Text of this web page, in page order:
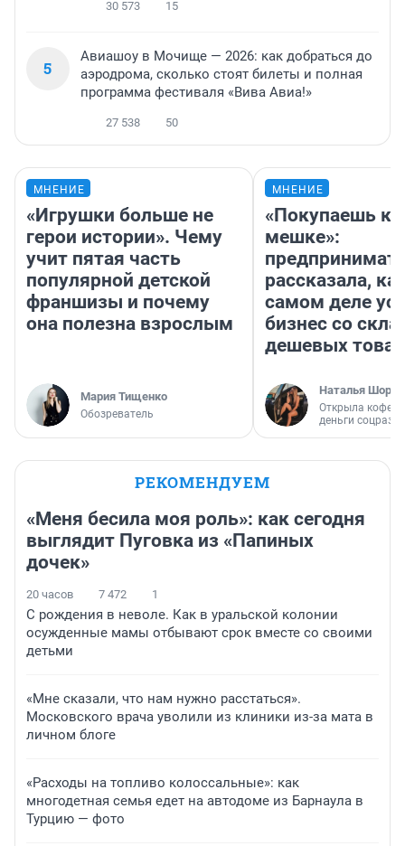
30 573 15
5
Авиашоу в Мочище — 2026: как добраться до
аэродрома, сколько стоят билеты и полная
программа фестиваля «Вива Авиа!»
27 538 50
МНЕНИЕ
«Игрушки больше не
герои истории». Чему
учит пятая часть
популярной детской
франшизы и почему
она полезна взрослым
Мария Тищенко
Обозреватель
МНЕНИЕ
«Покупаешь
мешке»:
рассказала,
самом деле
бизнес со
дешевых
Наталья
Открыла
деньги
РЕКОМЕНДУЕМ
«Меня бесила моя роль»: как сегодня
выглядит Пуговка из «Папиных
дочек»
20 часов 7 472 1
С рождения в неволе. Как в уральской колонии
осужденные мамы отбывают срок вместе со своими
детьми
«Мне сказали, что нам нужно расстаться».
Московского врача уволили из клиники из-за мата в
личном блоге
«Расходы на топливо колоссальные»: как
многодетная семья едет на автодоме из Барнаула в
Турцию — фото